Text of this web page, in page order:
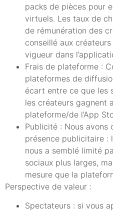
packs de pièces pour
virtuels. Les taux de
de rémunération des
conseillé aux
vigueur dans
Frais de plateforme :
plateformes de
écart entre ce que les
les créateurs gagnent
plateforme/de l’App
Publicité : Nous avons
présence publicitaire :
nous a semblé limité
sociaux plus larges,
mesure que la
Perspective de valeur :
Spectateurs : si vous